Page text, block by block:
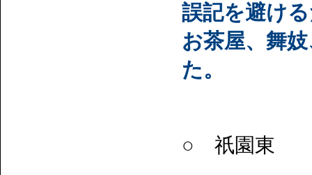
誤記を避け
お茶屋、舞
た。
○ 祇園東